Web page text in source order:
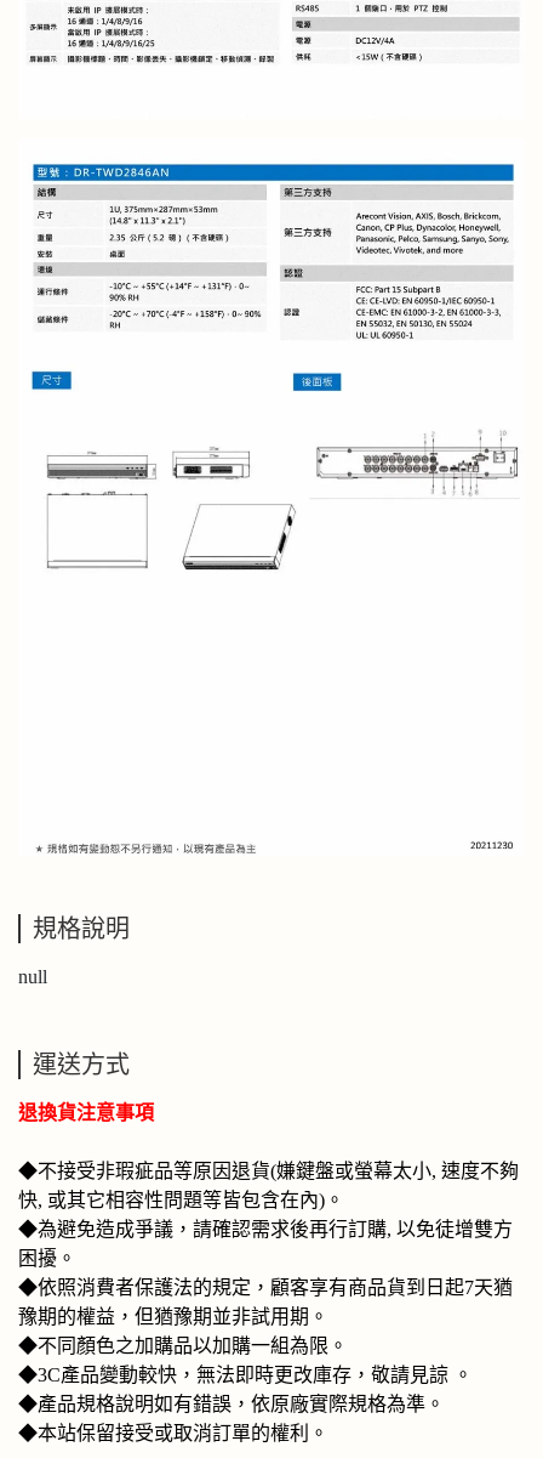
規格說明
null
運送方式
退換貨注意事項
◆不接受非瑕疵品等原因退貨(嫌鍵盤或螢幕太小, 速度不夠
快, 或其它相容性問題等皆包含在內)。
◆為避免造成爭議，請確認需求後再行訂購, 以免徒增雙方
困擾。
◆依照消費者保護法的規定，顧客享有商品貨到日起7天猶
豫期的權益，但猶豫期並非試用期。
◆不同顏色之加購品以加購一組為限。
◆3C產品變動較快，無法即時更改庫存，敬請見諒 。
◆產品規格說明如有錯誤，依原廠實際規格為準。
◆本站保留接受或取消訂單的權利。